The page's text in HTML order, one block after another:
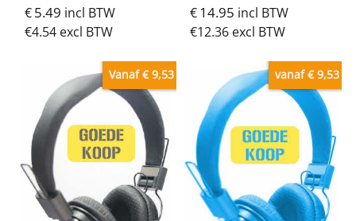
€5.49 incl BTW
€4.54 excl BTW
€14.95 incl BTW
€12.36 excl BTW
Vanaf € 9,53 vanaf € 9,53